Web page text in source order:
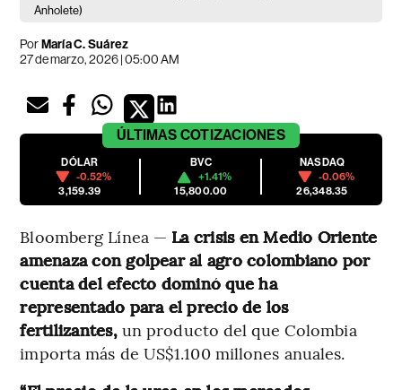
Anholete)
PorMaría C. Suárez
27 de marzo, 2026 | 05:00 AM
ÚLTIMAS COTIZACIONES
DÓLAR
-0.52%
3,159.39
BVC
+1.41%
15,800.00
NASDAQ
-0.06%
26,348.35
Bloomberg Línea — La crisis en Medio Oriente
amenaza con golpear al agro colombiano por
cuenta del efecto dominó que ha
representado para el precio de los
fertilizantes,un producto del que Colombia
importa más de US$1.100 millones anuales.